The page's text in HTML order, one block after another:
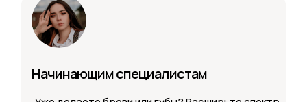
Начинающим специалистам